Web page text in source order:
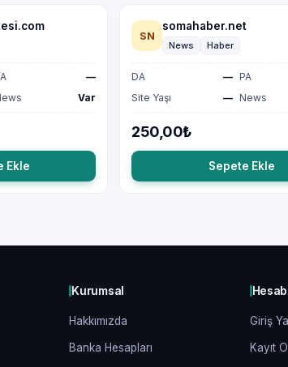
—
Var
Ekle
SN
somahaber.net
News Haber
DA — PA
Site Yaşı
— News
250,00₺
Sepete Ekle
Kurumsal
Hakkımızda
Banka Hesapları
Giriş
Kayıt Ol